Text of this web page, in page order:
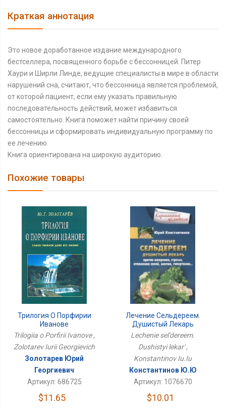
Краткая аннотация
Это новое доработанное издание международного
бестселлера, посвященного борьбе с бессонницей. Питер
Хаури и Ширли Линде, ведущие специалисты в мире в области
нарушений сна, считают, что бессонница является проблемой,
от которой пациент, если ему указать правильную
последовательность действий, может избавиться
самостоятельно. Книга поможет найти причину своей
бессонницы и сформировать индивидуальную программу по
ее лечению.
Книга ориентирована на широкую аудиторию.
Похожие товары
Трилогия О Порфирии
Иванове
Trilogiia o Porfirii Ivanove ,
Zolotarev Iurii Georgievich
Золотарев Юрий
Георгиевич
Артикул: 686725
$11.65
Лечение Сельдереем.
Душистый Лекарь
Lechenie sel'dereem.
Dushistyi lekar' ,
Konstantinov Iu.Iu
Константинов Ю.Ю
Артикул: 1076670
$10.01